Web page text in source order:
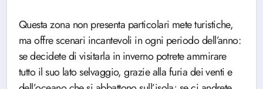
Questa zona non presenta particolari mete turistiche,
ma offre scenari incantevoli in ogni periodo dell’anno:
se decidete di visitarla in inverno potrete ammirare
tutto il suo lato selvaggio, grazie alla furia dei venti e